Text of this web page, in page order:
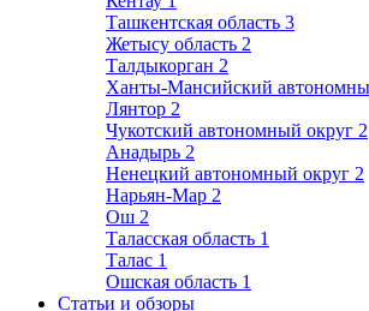
Ташкентская область 3
Жетысу область 2
Талдыкорган 2
Ханты-Мансийский
Лянтор 2
Чукотский автономный округ 2
Анадырь 2
Ненецкий автономный округ 2
Нарьян-Мар 2
Ош 2
Таласская область 1
Талас 1
Ошская область 1
Статьи и обзоры